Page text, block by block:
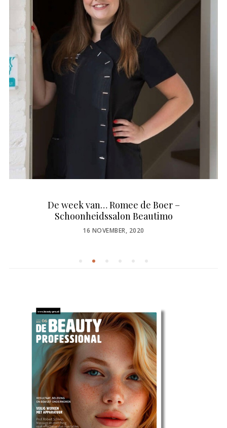
De week van… Romee de Boer –
Schoonheidssalon Beautimo
POSTED
16 NOVEMBER, 2020